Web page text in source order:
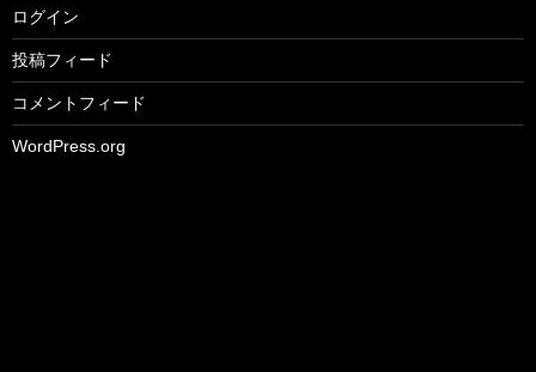
ログイン
投稿フィード
コメントフィード
WordPress.org